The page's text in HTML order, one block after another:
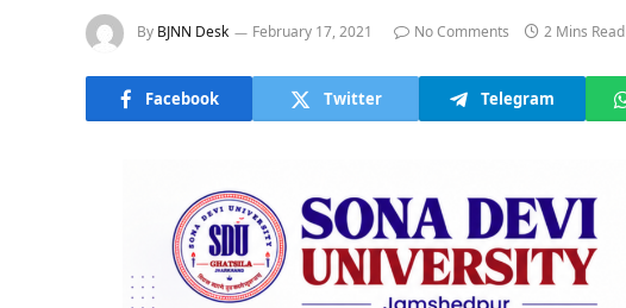
By BJNN Desk February 17, 2021 No Comments 2 Mins Read
Facebook Twitter Telegram